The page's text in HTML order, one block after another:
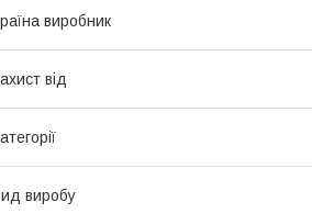
виробник
від
виробу